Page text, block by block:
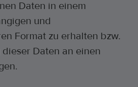
Daten in einem
und
Format zu erhalten bzw.
Daten an einen